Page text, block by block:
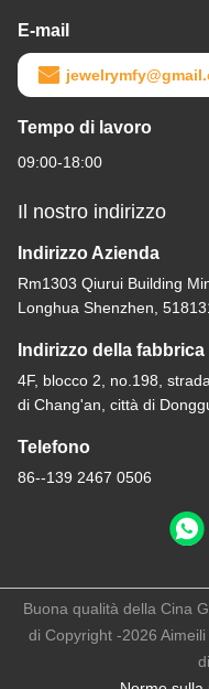
E-mail
Tempo di lavoro
09:00-18:00
Il nostro indirizzo
Indirizzo Azienda
Rm1303 Qiurui Building
Longhua Shenzhen,
Indirizzo della fabbrica
4F, blocco 2, no.198,
di Chang'an, città di
Telefono
86--139 2467 0506
Buona qualità della Cina
di Copyright -2026